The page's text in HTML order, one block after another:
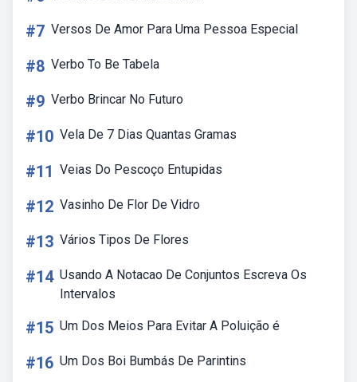
#7 Versos De Amor Para Uma Pessoa Especial
#8 Verbo To Be Tabela
#9 Verbo Brincar No Futuro
#10 Vela De 7 Dias Quantas Gramas
#11 Veias Do Pescoço Entupidas
#12 Vasinho De Flor De Vidro
#13 Vários Tipos De Flores
#14 Usando A Notacao De Conjuntos Escreva Os
Intervalos
#15 Um Dos Meios Para Evitar A Poluição é
#16 Um Dos Boi Bumbás De Parintins